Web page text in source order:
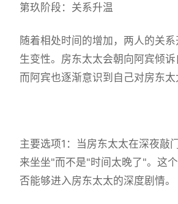
第玖阶段：关系升温
随着相处时间的增加，两人的关
生变性。房东太太会朝向阿宾倾诉
而阿宾也逐渐意识到自己对房东太
主要选项1：当房东太太在深夜敲
来坐坐"而不是"时间太晚了"。这
否能够进入房东太太的深度剧情。